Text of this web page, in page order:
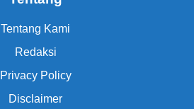
Tentang Kami
Redaksi
Privacy Policy
Disclaimer